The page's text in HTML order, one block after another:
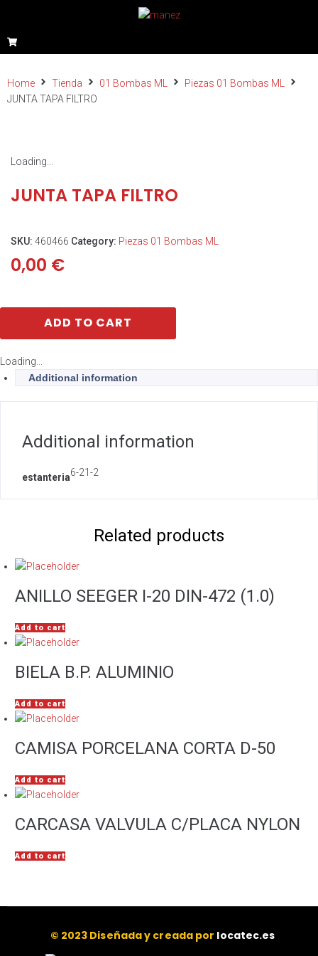
Home Tienda 01 Bombas ML
Piezas 01 Bombas ML
JUNTA TAPA FILTRO
Loading...
JUNTA TAPA FILTRO
SKU: 460466 Category: Piezas 01 Bombas ML
0,00 €
ADD TO CART
Loading...
Additional information
Additional information
estanteria6-21-2
Related products
ANILLO SEEGER I-20 DIN-472 (1.0)
Add to cart
BIELA B.P. ALUMINIO
Add to cart
CAMISA PORCELANA CORTA D-50
Add to cart
CARCASA VALVULA C/PLACA NYLON
Add to cart
© 2023 Diseñada y creada por locatec.es